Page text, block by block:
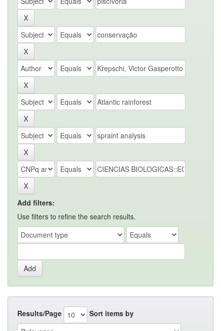
Add filters:
Use filters to refine the search results.
Results/Page Sort items by